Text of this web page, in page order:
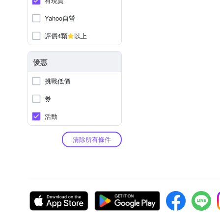
Yahoo自營
評價4顆
以上
優惠
挑戰低價
券
活動
清除所有條件